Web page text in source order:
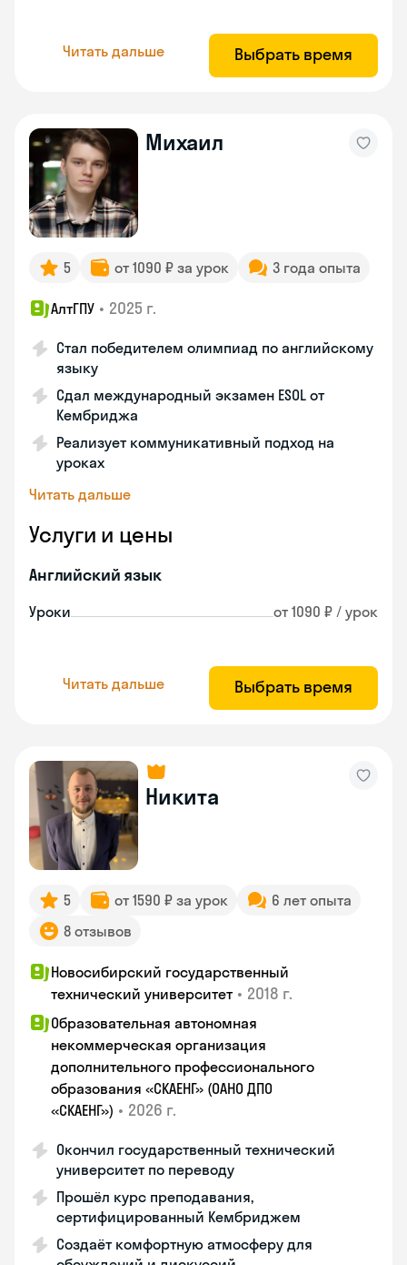
Читать дальше Выбрать время
Михаил
5 от 1090 ₽ за урок 3 года опыта
АлтГПУ • 2025 г.
Стал победителем олимпиад по английскому
языку
Сдал международный экзамен ESOL от
Кембриджа
Реализует коммуникативный подход на
уроках
Читать дальше
Услуги и цены
Английский язык
Уроки от 1090 ₽ / урок
Читать дальше Выбрать время
Никита
5 от 1590 ₽ за урок
6 лет опыта
8 отзывов
Новосибирский государственный
технический университет • 2018 г.
Образовательная автономная
некоммерческая организация
дополнительного профессионального
образования «СКАЕНГ» (ОАНО ДПО
«СКАЕНГ») • 2026 г.
Окончил государственный технический
университет по переводу
Прошёл курс преподавания,
сертифицированный Кембриджем
Создаёт комфортную атмосферу для